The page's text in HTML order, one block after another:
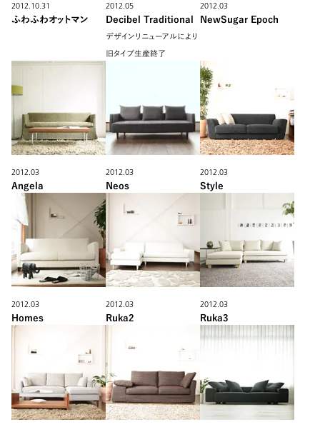
2012.10.31
ふわふわオットマン
2012.05
Decibel Traditional
デザインリニューアルにより
旧タイプ生産終了
2012.03
NewSugar Epoch
2012.03
Angela
2012.03
Neos
2012.03
Style
2012.03
Homes
2012.03
Ruka2
2012.03
Ruka3